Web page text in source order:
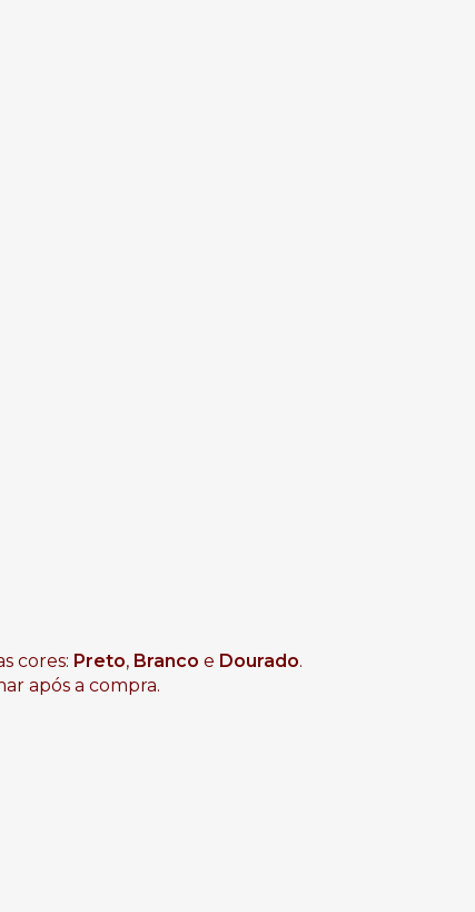
cores: Preto, Branco e Dourado.
após a compra.